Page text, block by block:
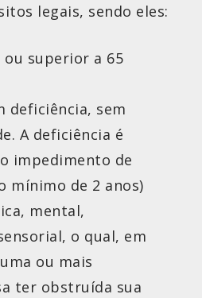
legais, sendo eles:
superior a 65
deficiência, sem
A deficiência é
impedimento de
mínimo de 2 anos)
mental,
o qual, em
ou mais
ter obstruída sua